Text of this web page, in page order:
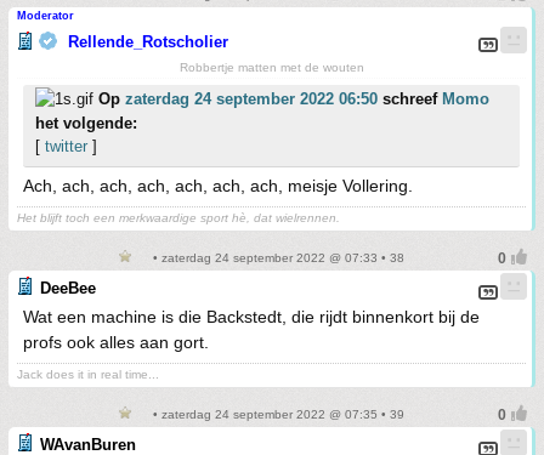
Moderator
Rellende_Rotscholier
Robbertje matten met de wouten
Op zaterdag 24 september 2022 06:50 schreef Momo
het volgende:
[ twitter ]
Ach, ach, ach, ach, ach, ach, ach, meisje Vollering.
Het blijft toch een merkwaardige sport hè, dat wielrennen.
• zaterdag 24 september 2022 @ 07:33 • 38
DeeBee
Wat een machine is die Backstedt, die rijdt binnenkort bij de
profs ook alles aan gort.
Jack does it in real time...
• zaterdag 24 september 2022 @ 07:35 • 39
WAvanBuren